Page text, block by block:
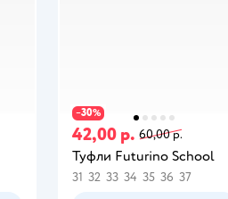
−30%
42,00 р. 60,00 р.
Туфли Futurino School
31 32 33 34 35 36 37